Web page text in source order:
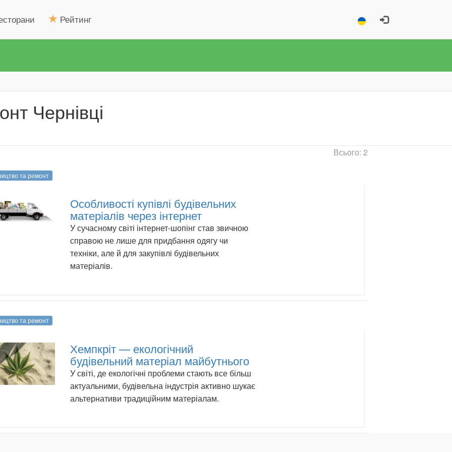
Рейтинг
Чернівці
Всього: 2
та ремонт
Особливості купівлі будівельних
матеріалів через інтернет
У сучасному світі інтернет-шопінг став звичною
справою не лише для придбання одягу чи
техніки, але й для закупівлі будівельних
матеріалів.
та ремонт
Хемпкріт — екологічний
будівельний матеріал майбутнього
У світі, де екологічні проблеми стають все більш
актуальними, будівельна індустрія активно шукає
альтернативи традиційним матеріалам.